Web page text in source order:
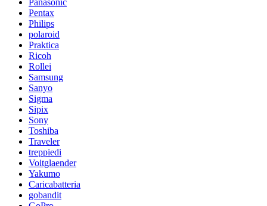
Panasonic
Pentax
Philips
polaroid
Praktica
Ricoh
Rollei
Samsung
Sanyo
Sigma
Sipix
Sony
Toshiba
Traveler
treppiedi
Voitglaender
Yakumo
Caricabatteria
gobandit